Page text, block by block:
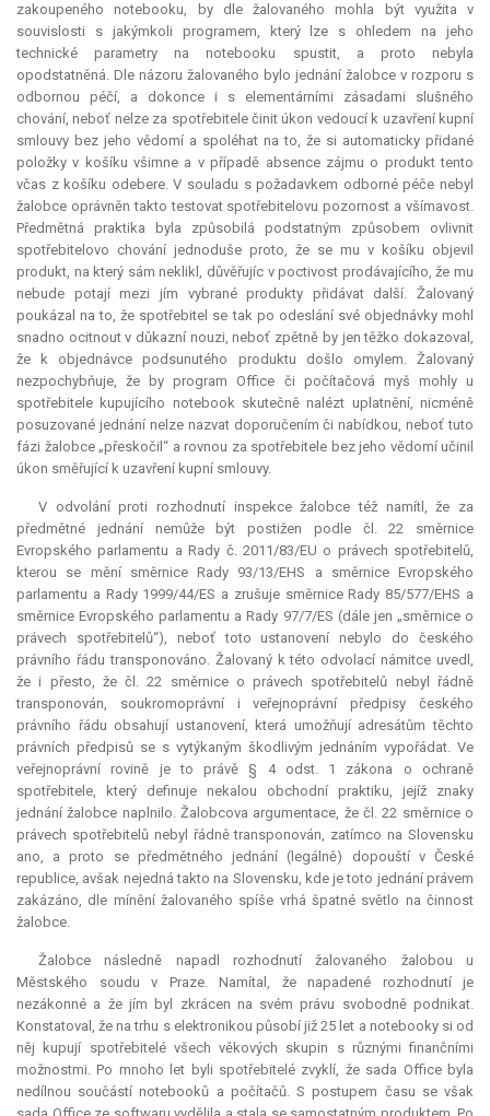
zakoupeného notebooku, by dle žalovaného mohla být využita v
souvislosti s jakýmkoli programem, který lze s ohledem na jeho
technické parametry na notebooku spustit, a proto nebyla
opodstatněná. Dle názoru žalovaného bylo jednání žalobce v rozporu s
odbornou péčí, a dokonce i s elementárními zásadami slušného
chování, neboť nelze za spotřebitele činit úkon vedoucí k uzavření kupní
smlouvy bez jeho vědomí a spoléhat na to, že si automaticky přidané
položky v košíku všimne a v případě absence zájmu o produkt tento
včas z košíku odebere. V souladu s požadavkem odborné péče nebyl
žalobce oprávněn takto testovat spotřebitelovu pozornost a všímavost.
Předmětná praktika byla způsobilá podstatným způsobem ovlivnit
spotřebitelovo chování jednoduše proto, že se mu v košíku objevil
produkt, na který sám neklikl, důvěřujíc v poctivost prodávajícího, že mu
nebude potají mezi jím vybrané produkty přidávat další. Žalovaný
poukázal na to, že spotřebitel se tak po odeslání své objednávky mohl
snadno ocitnout v důkazní nouzi, neboť zpětně by jen těžko dokazoval,
že k objednávce podsunutého produktu došlo omylem. Žalovaný
nezpochybňuje, že by program Office či počítačová myš mohly u
spotřebitele kupujícího notebook skutečně nalézt uplatnění, nicméně
posuzované jednání nelze nazvat doporučením či nabídkou, neboť tuto
fázi žalobce „přeskočil“ a rovnou za spotřebitele bez jeho vědomí učinil
úkon směřující k uzavření kupní smlouvy.
V odvolání proti rozhodnutí inspekce žalobce též namítl, že za
předmětné jednání nemůže být postižen podle čl. 22 směrnice
Evropského parlamentu a Rady č. 2011/83/EU o právech spotřebitelů,
kterou se mění směrnice Rady 93/13/EHS a směrnice Evropského
parlamentu a Rady 1999/44/ES a zrušuje směrnice Rady 85/577/EHS a
směrnice Evropského parlamentu a Rady 97/7/ES (dále jen „směrnice o
právech spotřebitelů“), neboť toto ustanovení nebylo do českého
právního řádu transponováno. Žalovaný k této odvolací námitce uvedl,
že i přesto, že čl. 22 směrnice o právech spotřebitelů nebyl řádně
transponován, soukromoprávní i veřejnoprávní předpisy českého
právního řádu obsahují ustanovení, která umožňují adresátům těchto
právních předpisů se s vytýkaným škodlivým jednáním vypořádat. Ve
veřejnoprávní rovině je to právě § 4 odst. 1 zákona o ochraně
spotřebitele, který definuje nekalou obchodní praktiku, jejíž znaky
jednání žalobce naplnilo. Žalobcova argumentace, že čl. 22 směrnice o
právech spotřebitelů nebyl řádně transponován, zatímco na Slovensku
ano, a proto se předmětného jednání (legálně) dopouští v České
republice, avšak nejedná takto na Slovensku, kde je toto jednání právem
zakázáno, dle mínění žalovaného spíše vrhá špatné světlo na činnost
žalobce.
Žalobce následně napadl rozhodnutí žalovaného žalobou u
Městského soudu v Praze. Namítal, že napadené rozhodnutí je
nezákonné a že jím byl zkrácen na svém právu svobodně podnikat.
Konstatoval, že na trhu s elektronikou působí již 25 let a notebooky si od
něj kupují spotřebitelé všech věkových skupin s různými finančními
možnostmi. Po mnoho let byli spotřebitelé zvyklí, že sada Office byla
nedílnou součástí notebooků a počítačů. S postupem času se však